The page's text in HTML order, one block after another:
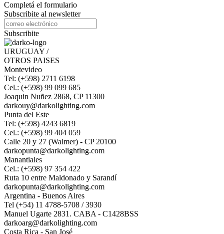
Completá el formulario
Subscribite al newsletter
Subscribite
URUGUAY /
OTROS PAISES
Montevideo
Tel: (+598) 2711 6198
Cel.: (+598) 99 099 685
Joaquin Nuñez 2868, CP 11300
darkouy@darkolighting.com
Punta del Este
Tel: (+598) 4243 6819
Cel.: (+598) 99 404 059
Calle 20 y 27 (Walmer) - CP 20100
darkopunta@darkolighting.com
Manantiales
Cel.: (+598) 97 354 422
Ruta 10 entre Maldonado y Sarandí
darkopunta@darkolighting.com
Argentina - Buenos Aires
Tel (+54) 11 4788-5708 / 3930
Manuel Ugarte 2831. CABA - C1428BSS
darkoarg@darkolighting.com
Costa Rica - San José